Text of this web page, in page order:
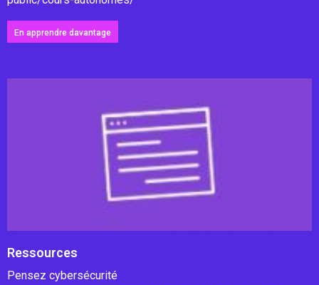
En apprendre davantage
Ressources
Pensez cybersécurité